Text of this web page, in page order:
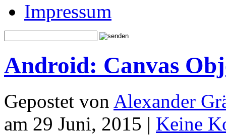
Impressum
Android: Canvas
Gepostet von Alexander
am 29 Juni, 2015 | Keine